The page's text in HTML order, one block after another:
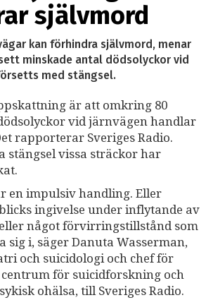
självmord
kan förhindra självmord, menar
minskade antal dödsolyckor vid
med stängsel.
är att omkring 80
vid järnvägen handlar
rapporterar Sveriges Radio.
stängsel vissa sträckor har
en impulsiv handling. Eller
ingivelse under inflytande av
något förvirringstillstånd som
sig i, säger Danuta Wasserman,
och suicidologi och chef för
centrum för suicidforskning och
ohälsa, till Sveriges Radio.